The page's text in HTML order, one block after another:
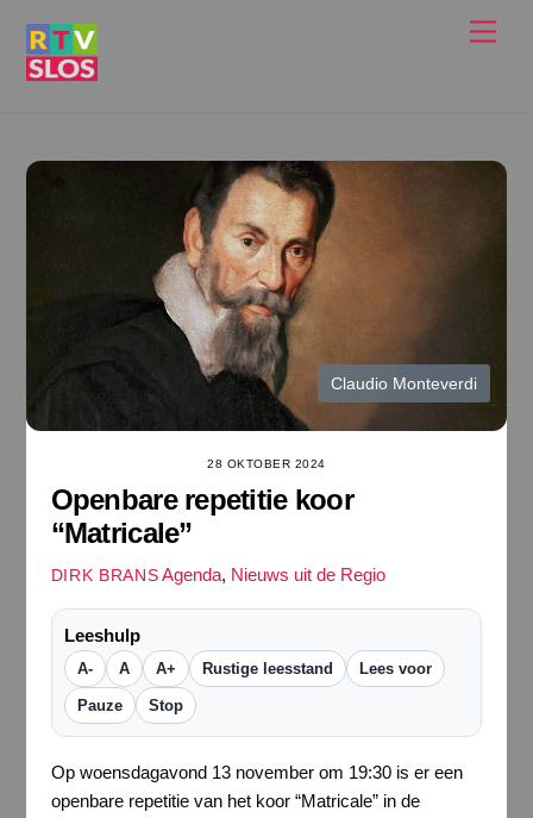
Claudio Monteverdi
28 OKTOBER 2024
Openbare repetitie koor
“Matricale”
DIRK BRANS Agenda, Nieuws uit de Regio
Leeshulp
A- A A+ Rustige leesstand Lees voor
Pauze Stop
Op woensdagavond 13 november om 19:30 is er een
openbare repetitie van het koor “Matricale” in de